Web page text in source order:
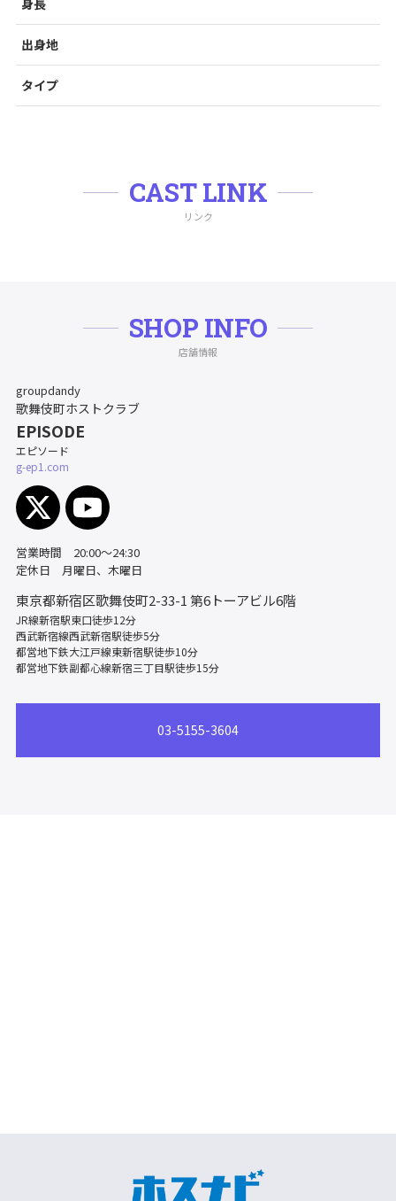
身長
出身地
タイプ
CAST LINK
リンク
SHOP INFO
店舗情報
groupdandy
歌舞伎町ホストクラブ
EPISODE
エピソード
g-ep1.com
営業時間 20:00～24:30
定休日 月曜日、木曜日
東京都新宿区歌舞伎町2-33-1 第6トーアビル6階
JR線新宿駅東口徒歩12分
西武新宿線西武新宿駅徒歩5分
都営地下鉄大江戸線東新宿駅徒歩10分
都営地下鉄副都心線新宿三丁目駅徒歩15分
03-5155-3604